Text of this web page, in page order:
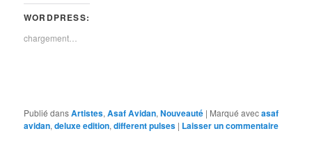
WORDPRESS:
chargement…
Publié dansArtistes,Asaf Avidan,Nouveauté | Marqué avecasaf
avidan,deluxe edition,different pulses | Laisser un commentaire